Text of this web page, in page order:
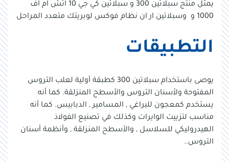
يمثل منتج سبلاتين 300 و سبلاتين كي جي 10 اتش ام اف
1000 و وسبلاتين ار ان نظام فوكس لوبريتك متعدد المراحل
التطبيقات
يوصى باستخدام سبلاتين 300 كطبقة أولية لعلب التروس
المفتوحة ولأسنان التروس والأسطح المنزلقة. كما أنه
يستخدم كمعجون للبراغي , المسامير , الدبابيس. كما أنه
مناسب لتزييت الوايرات وكذلك في تصنيع الفولاذ
الهيدروليكي للسلاسل , والأسطح المنزلقة , وأنظمة أسنان
التروس..